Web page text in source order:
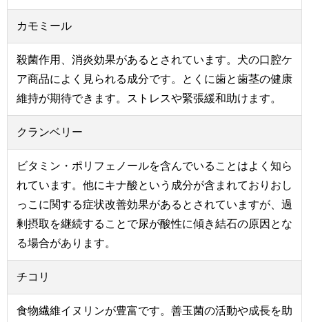
カモミール
殺菌作用、消炎効果があるとされています。犬の口腔ケ
ア商品によく見られる成分です。とくに歯と歯茎の健康
維持が期待できます。ストレスや緊張緩和助けます。
クランベリー
ビタミン・ポリフェノールを含んでいることはよく知ら
れています。他にキナ酸という成分が含まれておりおし
っこに関する症状改善効果があるとされていますが、過
剰摂取を継続することで尿が酸性に傾き結石の原因とな
る場合があります。
チコリ
食物繊維イヌリンが豊富です。善玉菌の活動や成長を助